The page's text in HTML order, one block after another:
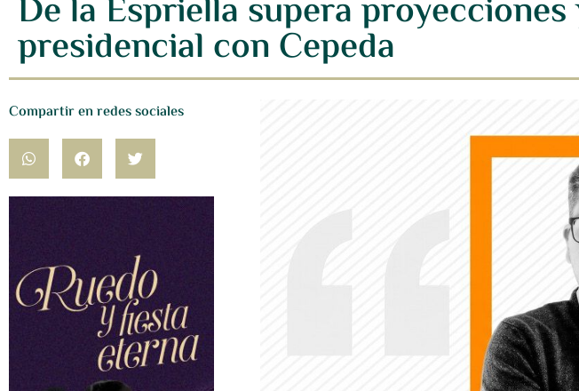
De la Espriella supera
presidencial con Cepeda
Compartir en redes sociales